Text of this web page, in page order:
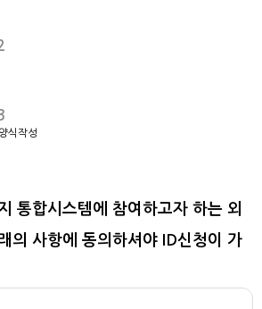
식작성
통합시스템에 참여하고자 하는 외
의 사항에 동의하셔야 ID신청이 가